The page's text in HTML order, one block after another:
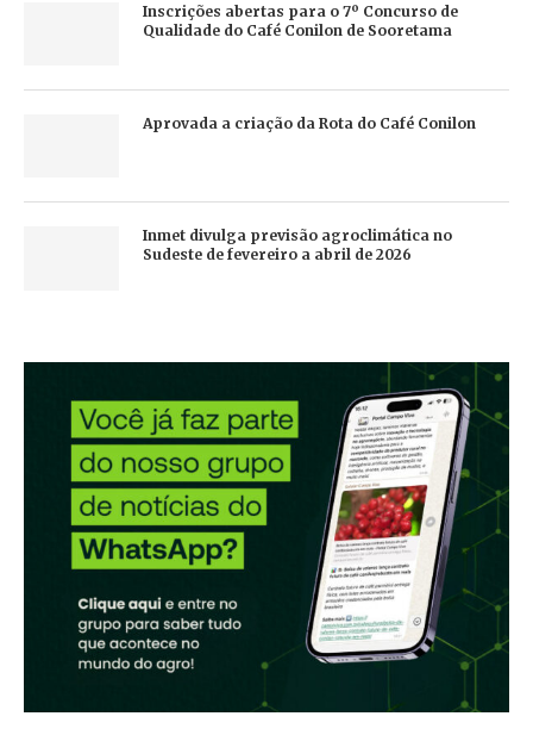
Inscrições abertas para o 7º Concurso de
Qualidade do Café Conilon de Sooretama
Aprovada a criação da Rota do Café Conilon
Inmet divulga previsão agroclimática no
Sudeste de fevereiro a abril de 2026